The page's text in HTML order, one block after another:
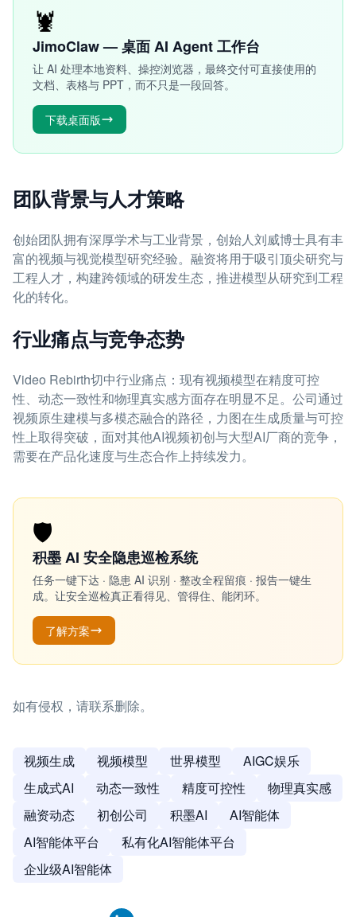
🦞
JimoClaw — 桌面 AI Agent 工作台
让 AI 处理本地资料、操控浏览器，最终交付可直接使用的
文档、表格与 PPT，而不只是一段回答。
下载桌面版
团队背景与人才策略
创始团队拥有深厚学术与工业背景，创始人刘威博士具有丰
富的视频与视觉模型研究经验。融资将用于吸引顶尖研究与
工程人才，构建跨领域的研发生态，推进模型从研究到工程
化的转化。
行业痛点与竞争态势
Video Rebirth切中行业痛点：现有视频模型在精度可控
性、动态一致性和物理真实感方面存在明显不足。公司通过
视频原生建模与多模态融合的路径，力图在生成质量与可控
性上取得突破，面对其他AI视频初创与大型AI厂商的竞争，
需要在产品化速度与生态合作上持续发力。
🛡️
积墨 AI 安全隐患巡检系统
任务一键下达 · 隐患 AI 识别 · 整改全程留痕 · 报告一键生
成。让安全巡检真正看得见、管得住、能闭环。
了解方案
如有侵权，请联系删除。
视频生成 视频模型 世界模型
AIGC娱乐
生成式AI
动态一致性 精度可控性
物理真实感
融资动态
初创公司 积墨AI
AI智能体
AI智能体平台
私有化AI智能体平台
企业级AI智能体